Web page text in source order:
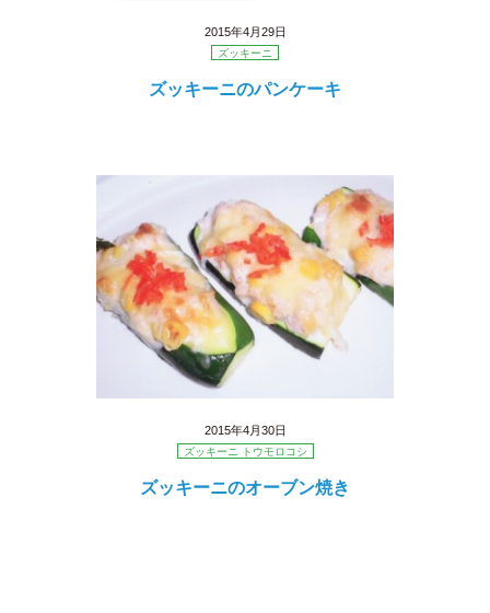
2015年4月29日
ズッキーニ
ズッキーニのパンケーキ
2015年4月30日
ズッキーニ トウモロコシ
ズッキーニのオーブン焼き